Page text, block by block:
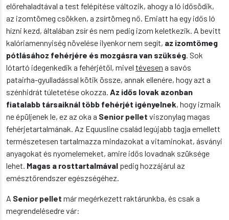
előrehaladtával a test felépítése változik, ahogy a ló idősödik,
az izomtömeg csökken, a zsírtömeg nő. Emiatt ha egy idős ló
hízni kezd, általában zsír és nem pedig izom keletkezik. A bevitt
kalóriamennyiség növelése ilyenkor nem segít, az izomtömeg
pótlásához fehérjére és mozgásra van szükség. Sok
lótartó idegenkedik a fehérjétől, mivel tévesen a savós
patairha-gyulladással kötik össze, annak ellenére, hogy azt a
szénhidrát túletetése okozza. Az idős lovak azonban
fiatalabb társaiknál több fehérjét igényelnek, hogy izmaik
ne épüljenek le, ez az oka a Senior pellet viszonylag magas
fehérjetartalmának. Az Equusline család legújabb tagja emellett
természetesen tartalmazza mindazokat a vitaminokat, ásványi
anyagokat és nyomelemeket, amire idős lovadnak szüksége
lehet. Magas a rosttartalmával pedig hozzájárul az
emésztőrendszer egészségéhez.
A Senior pellet már megérkezett raktárunkba, és csak a
megrendelésedre vár: